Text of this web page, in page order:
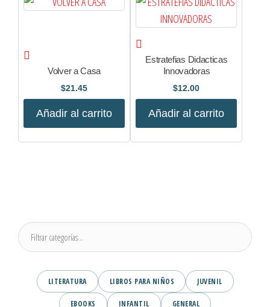
Volver a Casa
$21.45
Añadir al carrito
Estratefias Didacticas
Innovadoras
$12.00
Añadir al carrito
LITERATURA LIBROS PARA NIÑOS JUVENIL
EBOOKS INFANTIL GENERAL